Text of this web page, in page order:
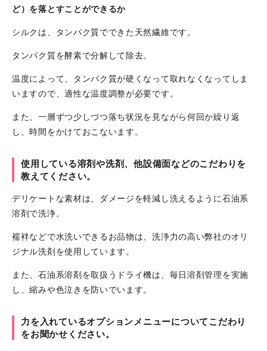
ど）を落とすことができるか
シルクは、タンパク質でできた天然繊維です。
タンパク質を酵素で分解して除去。
温度によって、タンパク質が硬くなって取れなくなってしま
いますので、適性な温度調整が必要です。
また、一層ずつ少しづつ落ち状況を見ながら何回か繰り返
し、時間をかけておこないます。
使用している溶剤や洗剤、他設備面などのこだわりを
教えてください。
デリケートな素材は、ダメージを軽減し洗えるように石油系
溶剤で洗浄。
襦袢などで水洗いできるお品物は、洗浄力の高い弊社のオリ
ジナル洗剤を使用しています。
また、石油系溶剤を取扱うドライ機は、毎日溶剤管理を実施
し、縮みや色泣きを防いでいます。
力を入れているオプションメニューについてこだわり
をお聞かせください。